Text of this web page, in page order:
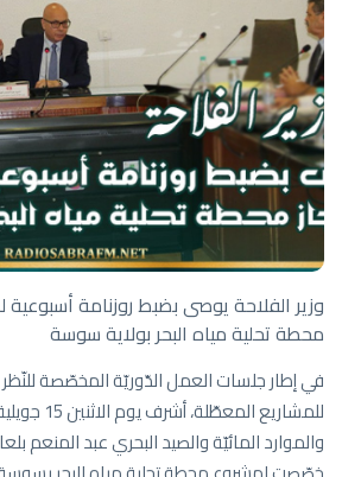
وزير الفلاحة يوصى بضبط روزنامة أسبوعية
محطة تحلية مياه البحر بولاية سوسة
في إطار جلسات العمل الدّوريّة المخصّصة
والموارد المائيّة والصيد البحري عبد